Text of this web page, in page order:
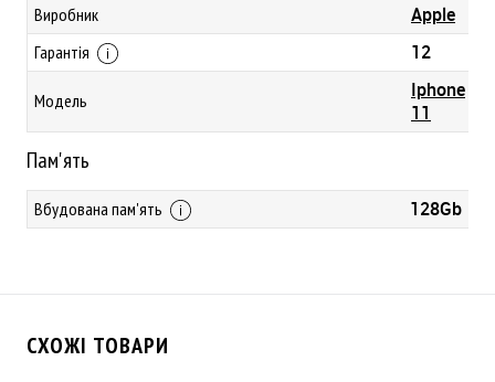
Виробник Apple
Гарантія 12
Модель
Iphone
11
Пам'ять
Вбудована пам'ять 128Gb
СХОЖІ ТОВАРИ